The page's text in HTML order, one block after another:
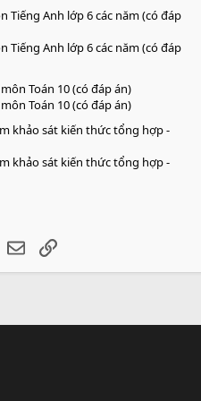
Tiếng Anh lớp 6 các năm (có đáp
Tiếng Anh lớp 6 các năm (có đáp
Toán 10 (có đáp án)
Toán 10 (có đáp án)
khảo sát kiến thức tổng hợp -
khảo sát kiến thức tổng hợp -
WhatsApp
EmailLink